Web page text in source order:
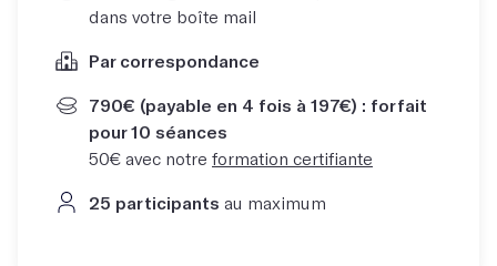
dans votre boîte mail
Par correspondance
790€ (payable en 4 fois à 197€) : forfait
pour 10 séances
50€ avec notre formation certifiante
25 participants au maximum